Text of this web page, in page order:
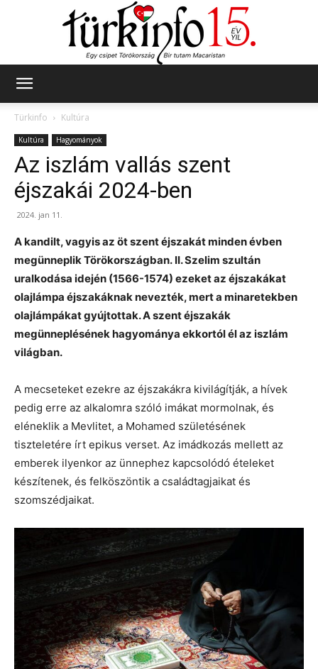
Türkinfo
Kultúra
Kultúra Hagyományok
Az iszlám vallás szent
éjszakái 2024-ben
2024. jan 11.
A kandilt, vagyis az öt szent éjszakát minden évben
megünneplik Törökországban. II. Szelim szultán
uralkodása idején (1566-1574) ezeket az éjszakákat
olajlámpa éjszakáknak nevezték, mert a minaretekben
olajlámpákat gyújtottak. A szent éjszakák
megünneplésének hagyománya ekkortól él az iszlám
világban.
A mecseteket ezekre az éjszakákra kivilágítják, a hívek
pedig erre az alkalomra szóló imákat mormolnak, és
eléneklik a Mevlitet, a Mohamed születésének
tiszteletére írt epikus verset. Az imádkozás mellett az
emberek ilyenkor az ünnephez kapcsolódó ételeket
készítenek, és felköszöntik a családtagjaikat és
szomszédjaikat.